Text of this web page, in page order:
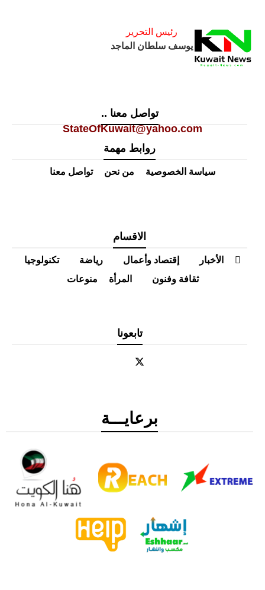
رئيس التحرير
يوسف سلطان الماجد
تواصل معنا ..
StateOfKuwait@yahoo.com
روابط مهمة
سياسة الخصوصية من نحن تواصل معنا
الاقسام
الأخبار إقتصاد وأعمال رياضة
تكنولوجيا
ثقافة وفنون
المرأة منوعات
تابعونا
برعايـــة